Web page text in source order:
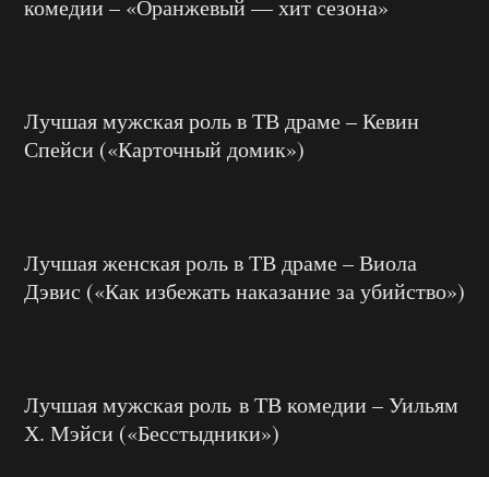
комедии – «Оранжевый — хит сезона»
Лучшая мужская роль в ТВ драме – Кевин
Спейси («Карточный домик»)
Лучшая женская роль в ТВ драме – Виола
Дэвис («Как избежать наказание за убийство»)
Лучшая мужская роль в ТВ комедии – Уильям
Х. Мэйси («Бесстыдники»)